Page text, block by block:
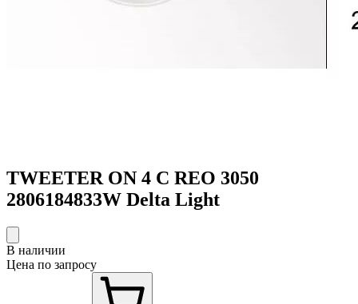
TWEETER ON 4 C REO 3050
2806184833W Delta Light
В наличии
Цена по запросу